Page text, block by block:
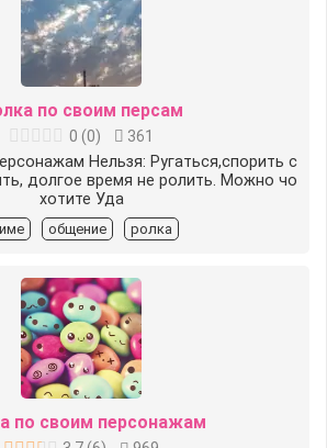
по своим персам
0 (0)
361
Нельзя: Ругаться,спорить с
долгое время не ролить. Можно чо
хотите Уда
общение ролка
по своим персонажам